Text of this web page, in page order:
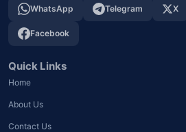
WhatsApp Telegram X
Facebook
Quick Links
Home
About Us
Contact Us